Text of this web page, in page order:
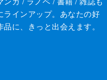
ラインアップ。あなたの好
品に、きっと出会えます。